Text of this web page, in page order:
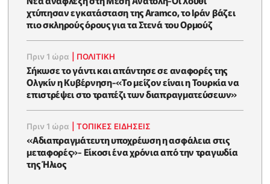
χτύπησαν εγκατάσταση της Aramco, το Ιράν βάζει
πιο σκληρούς όρους για τα Στενά του Ορμούζ
Πριν 1 ώρα ΠΟΛΙΤΙΚΗ
Σήκωσε το γάντι και απάντησε σε αναφορές της
Ολγκίν η Κυβέρνηση-«Το μείζον είναι η Τουρκία να
επιστρέψει στο τραπέζι των διαπραγματεύσεων»
Πριν 1 ώρα |ΤΟΠΙΚΕΣ ΕΙΔΗΣΕΙΣ
«Αδιαπραγμάτευτη υποχρέωση η ασφάλεια στις
μεταφορές»- Είκοσι ένα χρόνια από την τραγωδία
της Ήλιος